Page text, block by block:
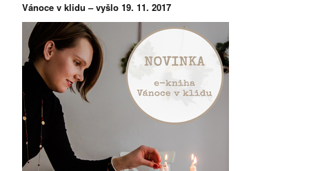
Vánoce v klidu – vyšlo 19. 11. 2017